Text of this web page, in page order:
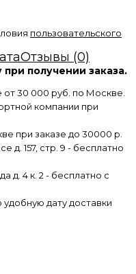
пользовательского
Отзывы (0)
получении заказа.
от 30 000 руб. по Москве.
компании при
при заказе до 30000 р.
д. 157, стр. 9 - бесплатно
д. 4 к. 2 - бесплатно с
дату доставки